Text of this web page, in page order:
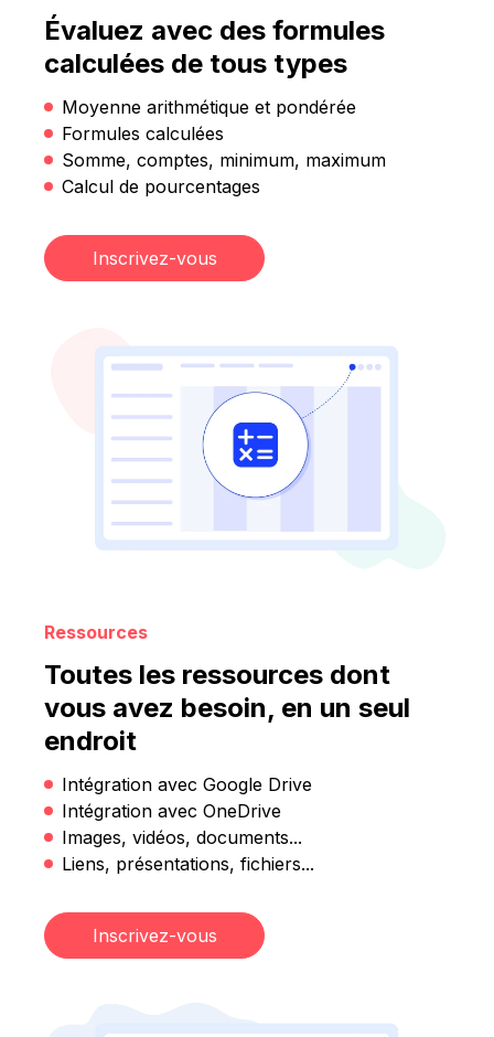
Évaluez avec des formules
calculées de tous types
Moyenne arithmétique et pondérée
Formules calculées
Somme, comptes, minimum, maximum
Calcul de pourcentages
Inscrivez-vous
Ressources
Toutes les ressources dont
vous avez besoin, en un seul
endroit
Intégration avec Google Drive
Intégration avec OneDrive
Images, vidéos, documents...
Liens, présentations, fichiers...
Inscrivez-vous